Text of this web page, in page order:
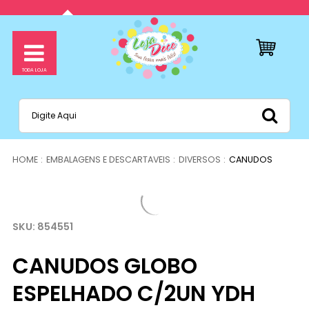
EMBALAGENS E DESCARTAVEIS DIVERSOS CANUDOS
854551
CANUDOS GLOBO
ESPELHADO C/2UN YDH